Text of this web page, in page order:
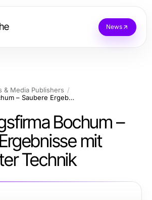
News
& Media Publishers
Reinigungsfirma Bochum – Saubere Ergebnisse mit modernster Technik
Bochum –
mit
Technik